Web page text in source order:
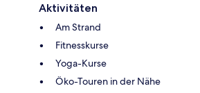
Aktivitäten
Am Strand
Fitnesskurse
Yoga-Kurse
Öko-Touren in der Nähe